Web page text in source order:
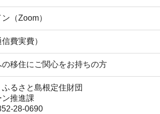
（Zoom）
費実費）
移住にご関心をお持ちの方
ふるさと島根定住財団
ン推進課
28-0690